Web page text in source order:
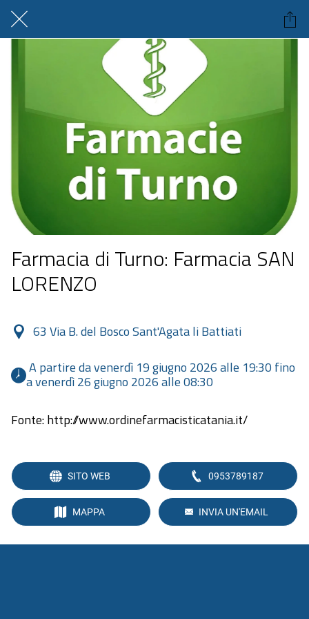
Farmacia di Turno: Farmacia SAN
LORENZO
63 Via B. del Bosco Sant'Agata li Battiati
a venerdì 26 giugno 2026 alle 08:30
Fonte: http://www.ordinefarmacisticatania.it/
SITO WEB 0953789187
MAPPA INVIA UN'EMAIL